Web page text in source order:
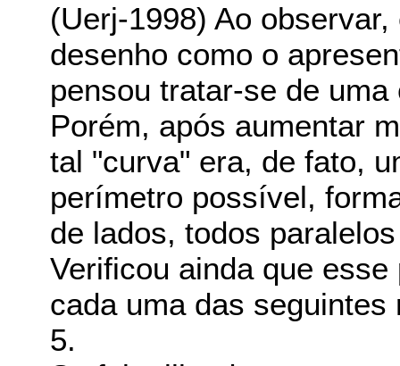
(Uerj-1998) Ao
desenho como o
pensou tratar-se de
Porém, após aumentar
tal "curva" era, de fato,
perímetro possível,
de lados, todos
Verificou ainda que
cada uma das
5.